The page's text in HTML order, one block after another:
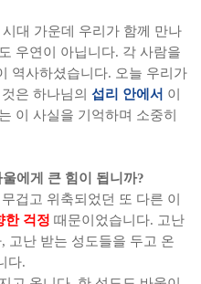
대 가운데 우리가 함께 만나
우연이 아닙니다. 각 사람을
역사하셨습니다. 오늘 우리가
은 하나님의 섭리 안에서 이
이 사실을 기억하며 소중히
에게 큰 힘이 됩니까?
겁고 위축되었던 또 다른 이
한 걱정 때문이었습니다. 고난
, 고난 받는 성도들을 두고 온
다.